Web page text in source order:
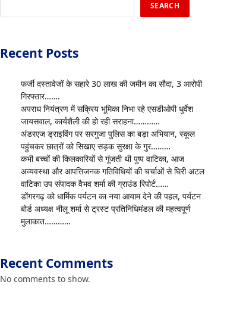
SEARCH
Recent Posts
फर्जी दस्तावेजों के सहारे 30 लाख की जमीन का सौदा, 3 आरोपी
गिरफ्तार…….
अपराध नियंत्रण में सक्रिय भूमिका निभा रहे एसडीओपी धुर्वेश
जायसवाल, कार्यशैली की हो रही सराहना…………
अंडरएज ड्राइविंग पर सरगुजा पुलिस का बड़ा अभियान, स्कूल
पहुंचकर छात्रों को सिखाए सड़क सुरक्षा के गुर………
कभी बच्चों की किलकारियों से गूंजती थी पुष्प वाटिका, आज
अव्यवस्था और आपत्तिजनक गतिविधियों की चर्चाओं से घिरी अटल
वाटिका उप संपादक वैभव शर्मा की ग्राउंड रिपोर्ट……
डोंगरगढ़ को धार्मिक पर्यटन का नया आयाम देने की पहल, पर्यटन
बोर्ड अध्यक्ष नीलू शर्मा से ट्रस्ट प्रतिनिधिमंडल की महत्वपूर्ण
मुलाकात…………
Recent Comments
No comments to show.